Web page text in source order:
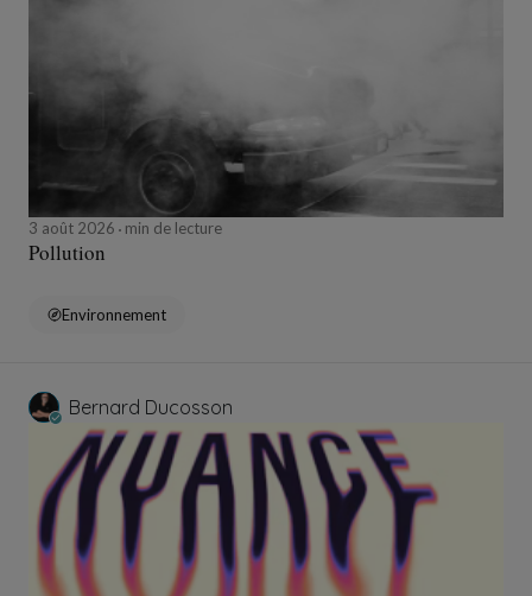
3 août 2026 min de lecture
Pollution
Environnement
Bernard Ducosson